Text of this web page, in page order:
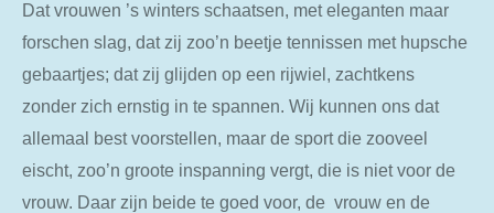
Dat vrouwen ’s winters schaatsen, met eleganten maar
forschen slag, dat zij zoo’n beetje tennissen met hupsche
gebaartjes; dat zij glijden op een rijwiel, zachtkens
zonder zich ernstig in te spannen. Wij kunnen ons dat
allemaal best voorstellen, maar de sport die zooveel
eischt, zoo’n groote inspanning vergt, die is niet voor de
vrouw. Daar zijn beide te goed voor, de vrouw en de